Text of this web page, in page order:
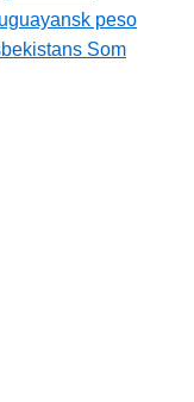
peso
Som